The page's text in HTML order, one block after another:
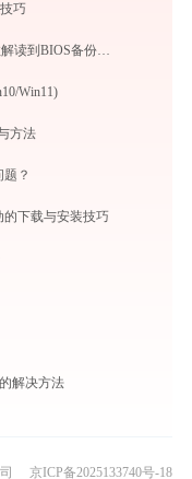
巧
GPU-Z显卡检测工具使用教程：从参数解读到BIOS备份，一站式掌握显卡信息
Win11)
方法
？
的下载与安装技巧
解决方法
京ICP备2025133740号-18